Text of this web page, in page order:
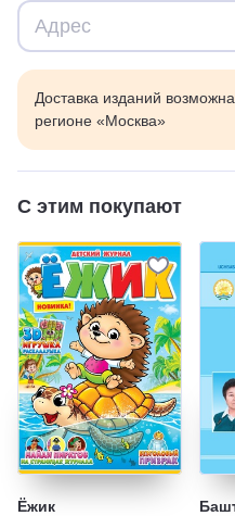
Доставка изданий
регионе «Москва»
С этим покупают
Ёжик